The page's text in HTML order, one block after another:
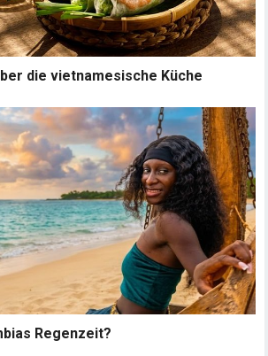
die vietnamesische Küche
Regenzeit?